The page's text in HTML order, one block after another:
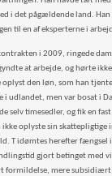
i det pågældende land.
til en af eksperterne i
i 2009, ringede
at arbejde, og hørte
den løn, som han
udlandet, men var bosat i
selv timesedler, og fik en
oplyste sin
T idømtes herefter
gjort betinget med
mere subsidiært